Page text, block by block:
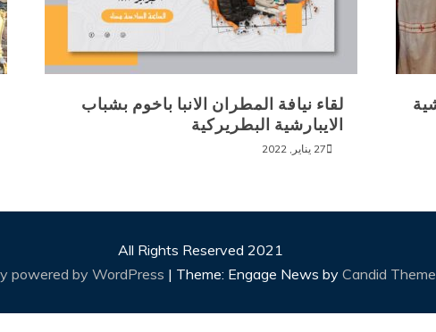
لقاء نيافة المطران الانبا باخوم بشباب
الايبارشية البطريركية
27 يناير, 2022
All Rights Reserved 2021
powered by WordPress | Theme: Engage News by Candid